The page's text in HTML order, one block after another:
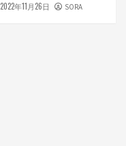
2022年11月26日 SORA